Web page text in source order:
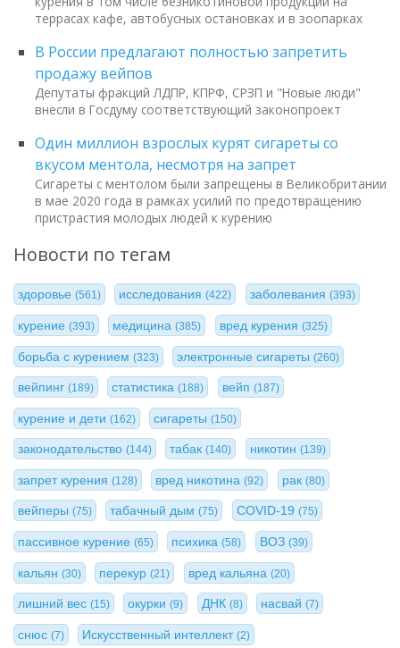
террасах кафе, автобусных остановках и в зоопарках
В России предлагают полностью запретить
продажу вейпов
Депутаты фракций ЛДПР, КПРФ, СРЗП и "Новые люди"
внесли в Госдуму соответствующий законопроект
Один миллион взрослых курят сигареты со
вкусом ментола, несмотря на запрет
Сигареты с ментолом были запрещены в Великобритании
в мае 2020 года в рамках усилий по предотвращению
пристрастия молодых людей к курению
Новости по тегам
здоровье (561) исследования(422) заболевания (393)
курение (393) медицина(385) вред курения (325)
борьба с курением (323) электронные сигареты(260)
вейпинг (189) статистика(188) вейп (187)
курение и дети (162) сигареты(150)
законодательство (144) табак(140) никотин (139)
запрет курения (128) вред никотина(92) рак (80)
вейперы (75) табачный дым(75) COVID-19 (75)
пассивное курение (65) психика(58) ВОЗ (39)
кальян (30) перекур(21) вред кальяна (20)
лишний вес (15) окурки(9) ДНК (8) насвай(7)
снюс (7) Искусственный интеллект(2)